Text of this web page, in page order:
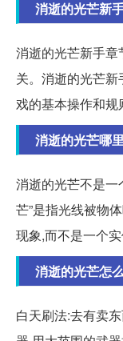
消逝的光芒新
消逝的光芒新手
关。消逝的光芒
戏的基本操作和规
消逝的光芒哪
消逝的光芒不是一
芒”是指光线被物
现象,而不是一个
消逝的光芒怎
白天刷法:去有卖